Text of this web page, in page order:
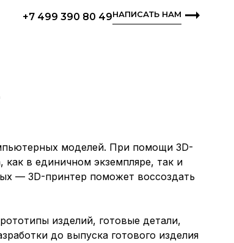
+7 499 390 80 49НАПИСАТЬ НАМ
моделей. При помощи 3D-
в единичном экземпляре, так и
— 3D-принтер поможет воссоздать
изделий, готовые детали,
до выпуска готового изделия